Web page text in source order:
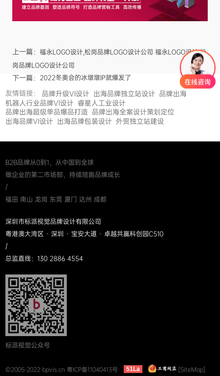
上一篇： 福永LOGO设计,松岗品牌LOGO设计公司 福永LOGO设计,松
岗品牌LOGO设计公司
下一篇： 2022冬奥会的冰墩墩IP就爆发了
友情链接： 品牌升级VI设计 出海品牌独立站设计 品牌出海
机器人行业品牌VI设计 睿星人工业设计
品牌出海超级单品爆品打造 品牌出海全案设计策划定位
出海品牌VI设计 出海品牌包装设计 外贸独立站建设
B2B品牌从0到1，从中国到全球
做企业的第二市场部，持续陪跑品牌成长
/
福田 南山 龙岗 东莞 厦门 达州 成都
深圳市标派视觉品牌设计有限公司
粤港澳大湾区 · 深圳 · 宝安大道 · 卓越共赢科创园C510
/
总监直线：130 2886 4554
标派视觉公众号
©2005-2022 bpvis.cn 粤ICP备11040413号 51La
[SiteMap]